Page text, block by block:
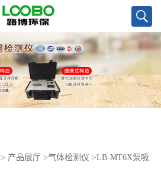
> 产品展厅 >气体检测仪 >LB-MT6X泵吸